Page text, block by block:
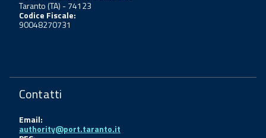
Taranto (TA) - 74123
Codice Fiscale:
90048270731
Contatti
Email:
authority@port.taranto.it